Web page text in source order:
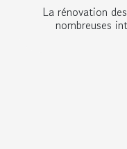
La rénovation
nombreuses